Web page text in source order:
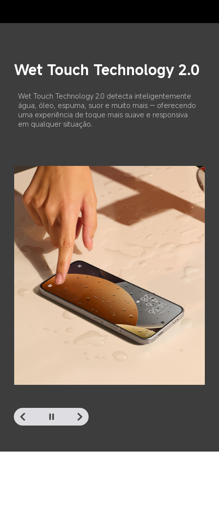
poeira do alto-falante
com um toque
A vibração de alta frequência expulsa a água
residual do alto-falante e das portas, restaurando a